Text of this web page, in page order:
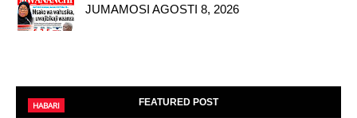
JUMAMOSI AGOSTI 8, 2026
FEATURED POST
HABARI